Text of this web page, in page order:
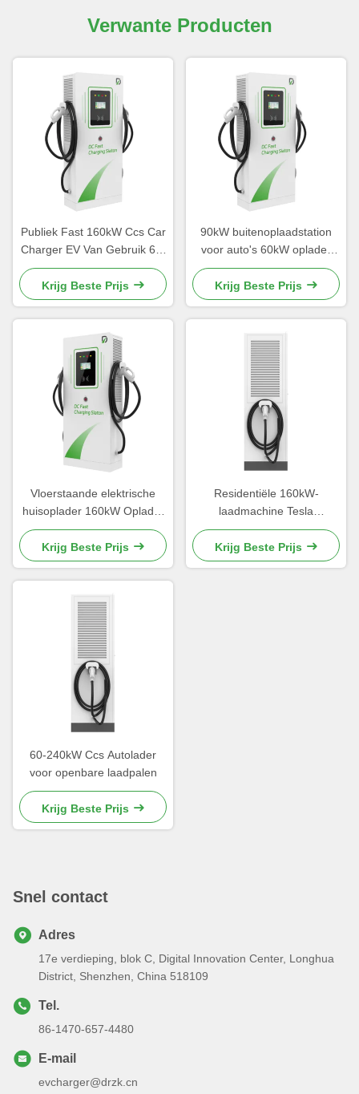
Verwante Producten
Publiek Fast 160kW Ccs Car
Charger EV Van Gebruik 60-
360kW Aluminium
legeringsmateriaal
Krijg Beste Prijs
90kW buitenoplaadstation
voor auto's 60kW oplader
High Power CE
Krijg Beste Prijs
Vloerstaande elektrische
huisoplader 160kW Oplader
Precision Welding
Krijg Beste Prijs
Residentiële 160kW-
laadmachine Tesla
Autolaadstations stofdicht
Krijg Beste Prijs
60-240kW Ccs Autolader
voor openbare laadpalen
Krijg Beste Prijs
Snel contact
Adres
17e verdieping, blok C, Digital Innovation Center, Longhua
District, Shenzhen, China 518109
Tel.
86-1470-657-4480
E-mail
evcharger@drzk.cn